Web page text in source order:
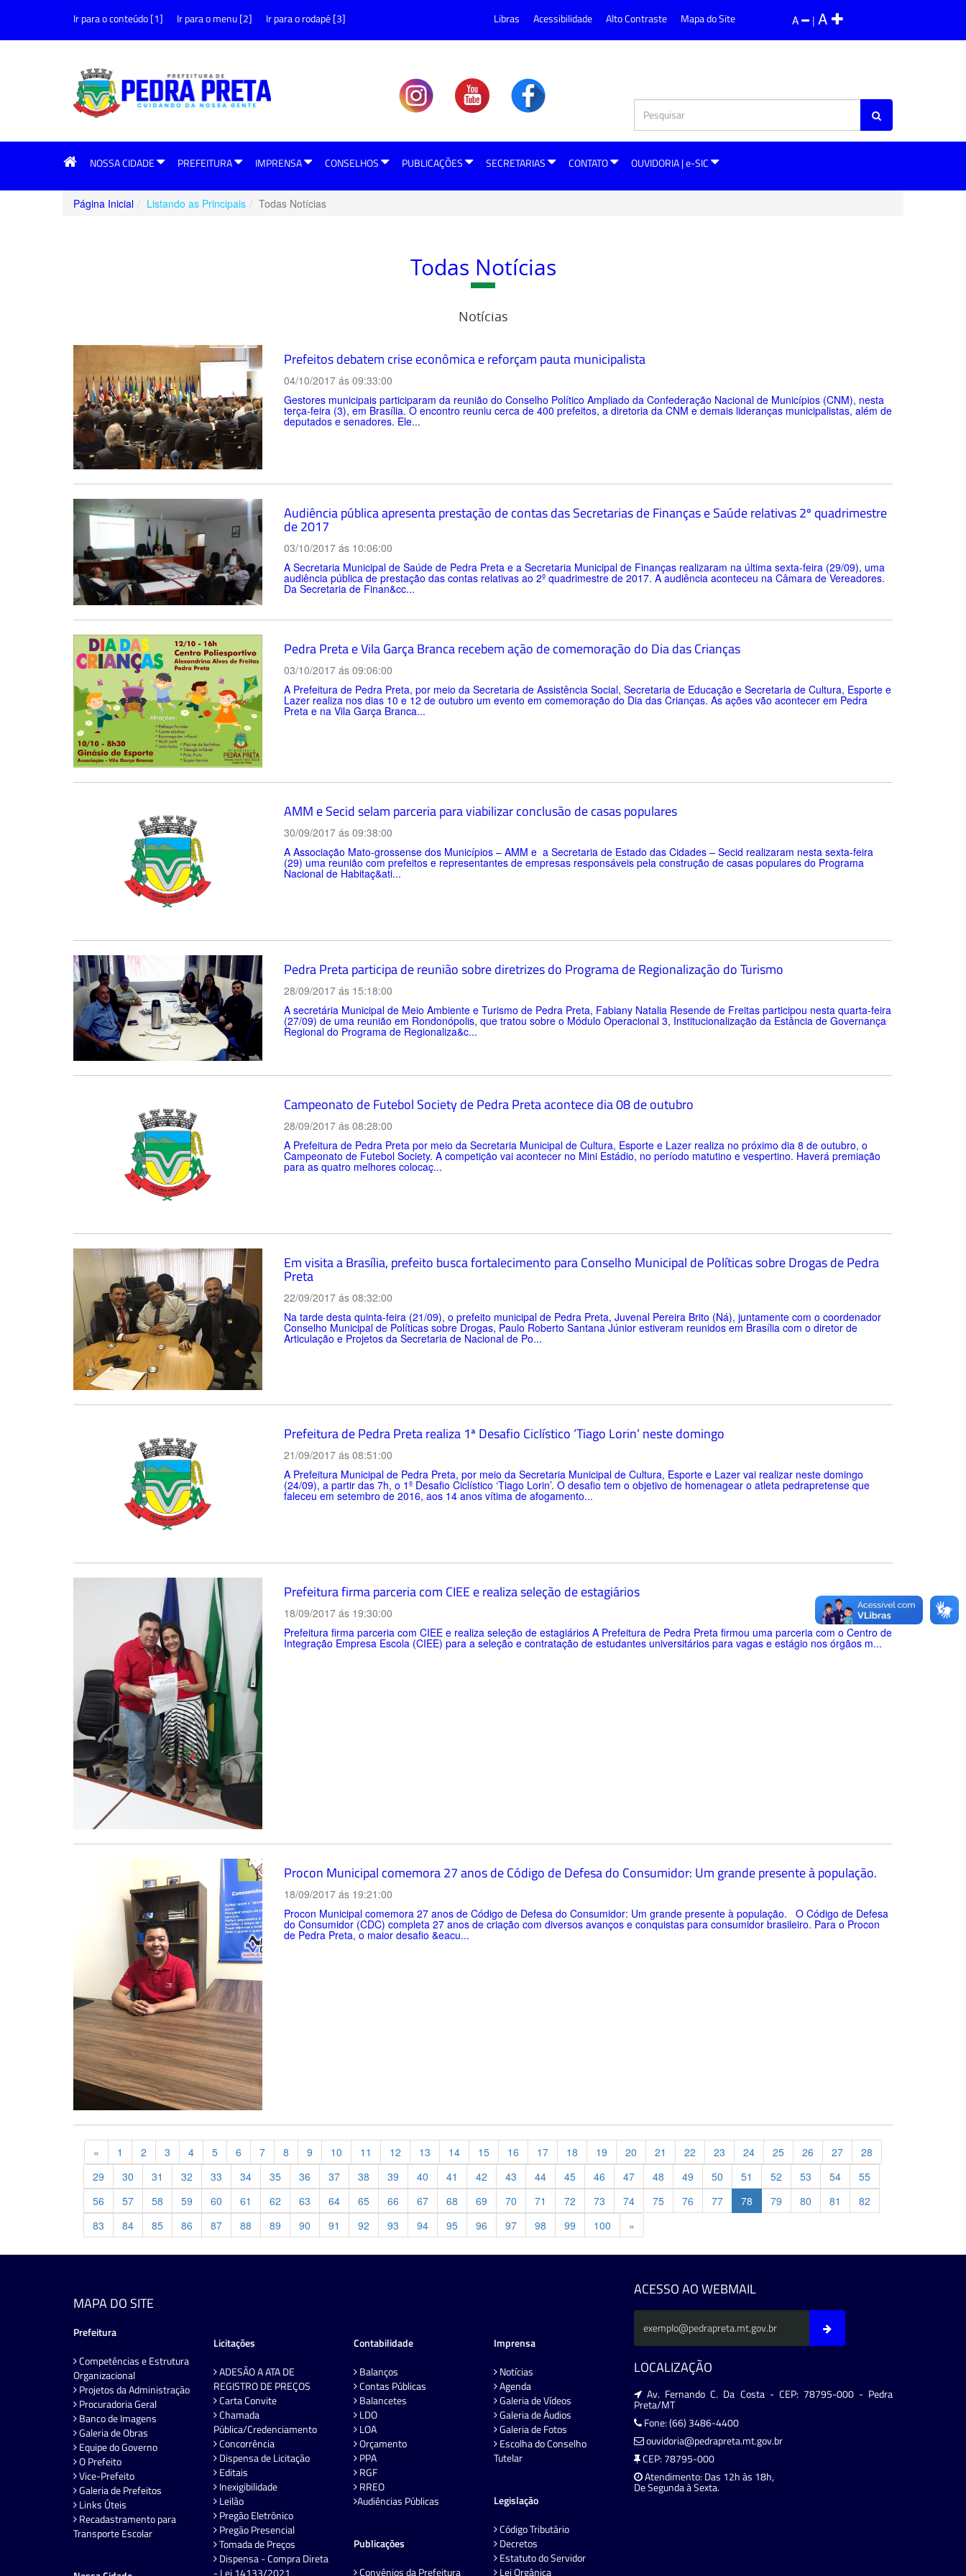
Ir para o conteúdo [1] Ir para o menu [2] Ir para o rodapé [3] A | A
Libras Acessibilidade Alto Contraste Mapa do Site
NOSSA CIDADE PREFEITURA IMPRENSA CONSELHOS PUBLICAÇÕES SECRETARIAS CONTATO OUVIDORIA | e-SIC
Página Inicial Listando as Principais Todas Notícias
Todas Notícias
Notícias
Prefeitos debatem crise econômica e reforçam pauta municipalista
04/10/2017 ás 09:33:00
Gestores municipais participaram da reunião do Conselho Político Ampliado da Confederação Nacional de Municípios (CNM), nesta
terça-feira (3), em Brasília. O encontro reuniu cerca de 400 prefeitos, a diretoria da CNM e demais lideranças municipalistas, além de
deputados e senadores. Ele...
Audiência pública apresenta prestação de contas das Secretarias de Finanças e Saúde relativas 2º quadrimestre
de 2017
03/10/2017 ás 10:06:00
A Secretaria Municipal de Saúde de Pedra Preta e a Secretaria Municipal de Finanças realizaram na última sexta-feira (29/09), uma
audiência pública de prestação das contas relativas ao 2º quadrimestre de 2017. A audiência aconteceu na Câmara de Vereadores.
Da Secretaria de Finan&cc...
Pedra Preta e Vila Garça Branca recebem ação de comemoração do Dia das Crianças
03/10/2017 ás 09:06:00
A Prefeitura de Pedra Preta, por meio da Secretaria de Assistência Social, Secretaria de Educação e Secretaria de Cultura, Esporte e
Lazer realiza nos dias 10 e 12 de outubro um evento em comemoração do Dia das Crianças. As ações vão acontecer em Pedra
Preta e na Vila Garça Branca...
AMM e Secid selam parceria para viabilizar conclusão de casas populares
30/09/2017 ás 09:38:00
A Associação Mato-grossense dos Municípios – AMM e a Secretaria de Estado das Cidades – Secid realizaram nesta sexta-feira
(29) uma reunião com prefeitos e representantes de empresas responsáveis pela construção de casas populares do Programa
Nacional de Habitaç&ati...
Pedra Preta participa de reunião sobre diretrizes do Programa de Regionalização do Turismo
28/09/2017 ás 15:18:00
A secretária Municipal de Meio Ambiente e Turismo de Pedra Preta, Fabiany Natalia Resende de Freitas participou nesta quarta-feira
(27/09) de uma reunião em Rondonópolis, que tratou sobre o Módulo Operacional 3, Institucionalização da Estância de Governança
Regional do Programa de Regionaliza&c...
Campeonato de Futebol Society de Pedra Preta acontece dia 08 de outubro
28/09/2017 ás 08:28:00
A Prefeitura de Pedra Preta por meio da Secretaria Municipal de Cultura, Esporte e Lazer realiza no próximo dia 8 de outubro, o
Campeonato de Futebol Society. A competição vai acontecer no Mini Estádio, no período matutino e vespertino. Haverá premiação
para as quatro melhores colocaç...
Em visita a Brasília, prefeito busca fortalecimento para Conselho Municipal de Políticas sobre Drogas de Pedra
Preta
22/09/2017 ás 08:32:00
Na tarde desta quinta-feira (21/09), o prefeito municipal de Pedra Preta, Juvenal Pereira Brito (Ná), juntamente com o coordenador
Conselho Municipal de Políticas sobre Drogas, Paulo Roberto Santana Júnior estiveram reunidos em Brasília com o diretor de
Articulação e Projetos da Secretaria de Nacional de Po...
Prefeitura de Pedra Preta realiza 1ª Desafio Ciclístico ‘Tiago Lorin’ neste domingo
21/09/2017 ás 08:51:00
A Prefeitura Municipal de Pedra Preta, por meio da Secretaria Municipal de Cultura, Esporte e Lazer vai realizar neste domingo
(24/09), a partir das 7h, o 1º Desafio Ciclístico ‘Tiago Lorin’. O desafio tem o objetivo de homenagear o atleta pedrapretense que
faleceu em setembro de 2016, aos 14 anos vítima de afogamento...
Prefeitura firma parceria com CIEE e realiza seleção de estagiários
18/09/2017 ás 19:30:00
Prefeitura firma parceria com CIEE e realiza seleção de estagiários A Prefeitura de Pedra Preta firmou uma parceria com o Centro de
Integração Empresa Escola (CIEE) para a seleção e contratação de estudantes universitários para vagas e estágio nos órgãos m...
Procon Municipal comemora 27 anos de Código de Defesa do Consumidor: Um grande presente à população.
18/09/2017 ás 19:21:00
Procon Municipal comemora 27 anos de Código de Defesa do Consumidor: Um grande presente à população. O Código de Defesa
do Consumidor (CDC) completa 27 anos de criação com diversos avanços e conquistas para consumidor brasileiro. Para o Procon
de Pedra Preta, o maior desafio &eacu...
« Previous
1 2 3 4 5 6 7 8 9 10 11 12 13 14 15 16 17 18 19 20 21 22 23 24 25 26 27
28
29
30 31 32 33 34 35 36 37 38 39 40 41 42 43 44 45 46 47 48 49 50 51 52 53 54
55
56
57 58 59 60 61 62 63 64 65 66 67 68 69 70 71 72 73 74 75 76 77 78 79 80 81
82
83
84 85 86 87 88 89 90 91 92 93 94 95 96 97 98 99 100 »
MAPA DO SITE
Prefeitura
Competências e Estrutura
Organizacional
Projetos da Administração
Procuradoria Geral
Banco de Imagens
Galeria de Obras
Equipe do Governo
O Prefeito
Vice-Prefeito
Galeria de Prefeitos
Links Úteis
Recadastramento para
Transporte Escolar
Licitações
ADESÃO A ATA DE
REGISTRO DE PREÇOS
Carta Convite
Chamada
Pública/Credenciamento
Concorrência
Dispensa de Licitação
Editais
Inexigibilidade
Leilão
Pregão Eletrônico
Pregão Presencial
Tomada de Preços
Dispensa - Compra Direta
- Lei 14133/2021
Contabilidade
Balanços
Contas Públicas
Balancetes
LDO
LOA
Orçamento
PPA
RGF
RREO
Audiências Públicas
Publicações
Convênios da Prefeitura
Imprensa
Notícias
Agenda
Galeria de Vídeos
Galeria de Áudios
Galeria de Fotos
Escolha do Conselho
Tutelar
Legislação
Código Tributário
Decretos
Estatuto do Servidor
Lei Orgânica
ACESSO AO WEBMAIL
LOCALIZAÇÃO
Av. Fernando C. Da Costa - CEP: 78795-000 - Pedra
Preta/MT
Fone: (66) 3486-4400
ouvidoria@pedrapreta.mt.gov.br
CEP: 78795-000
Atendimento: Das 12h às 18h,
De Segunda à Sexta.